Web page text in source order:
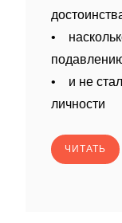
•
• и не
личности
ЧИТАТЬ